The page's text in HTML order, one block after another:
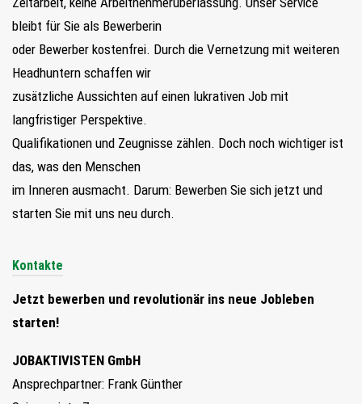
bleibt für Sie als Bewerberin
oder Bewerber kostenfrei. Durch die Vernetzung mit weiteren
Headhuntern schaffen wir
zusätzliche Aussichten auf einen lukrativen Job mit
langfristiger Perspektive.
Qualifikationen und Zeugnisse zählen. Doch noch wichtiger ist
das, was den Menschen
im Inneren ausmacht. Darum: Bewerben Sie sich jetzt und
starten Sie mit uns neu durch.
Kontakte
Jetzt bewerben und revolutionär ins neue Jobleben
starten!
JOBAKTIVISTEN GmbH
Ansprechpartner: Frank Günther